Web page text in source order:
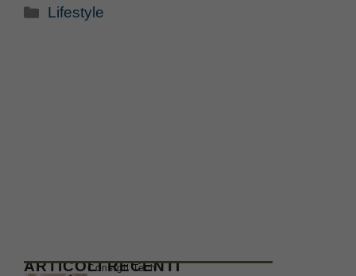
Categorie
Lifestyle
ARTICOLI RECENTI
Consigli Tech